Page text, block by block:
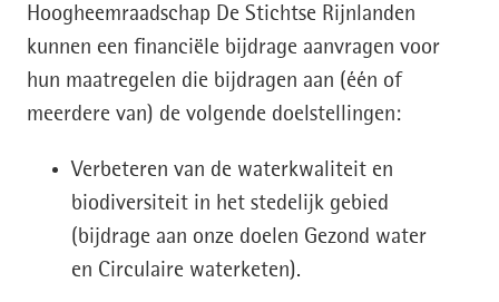
Hoogheemraadschap De Stichtse Rijnlanden
kunnen een financiële bijdrage aanvragen voor
hun maatregelen die bijdragen aan (één of
meerdere van) de volgende doelstellingen:
Verbeteren van de waterkwaliteit en
biodiversiteit in het stedelijk gebied
(bijdrage aan onze doelen Gezond water
en Circulaire waterketen).